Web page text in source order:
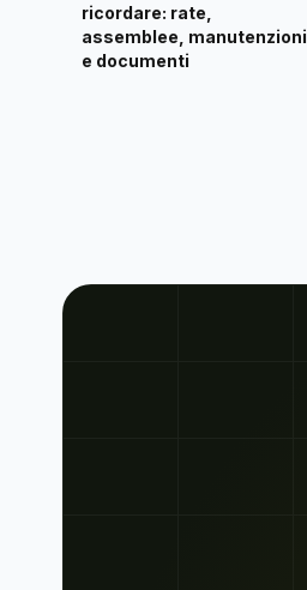
ricordare: rate,
assemblee, manutenzioni
e documenti